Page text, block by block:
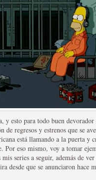
de la ficción
las plataformas
y esto para todo buen
de regresos y estrenos que se
está llamando a la puerta y
Por eso mismo, voy a tomar
series a seguir, además de
desde que se anunciaron hace